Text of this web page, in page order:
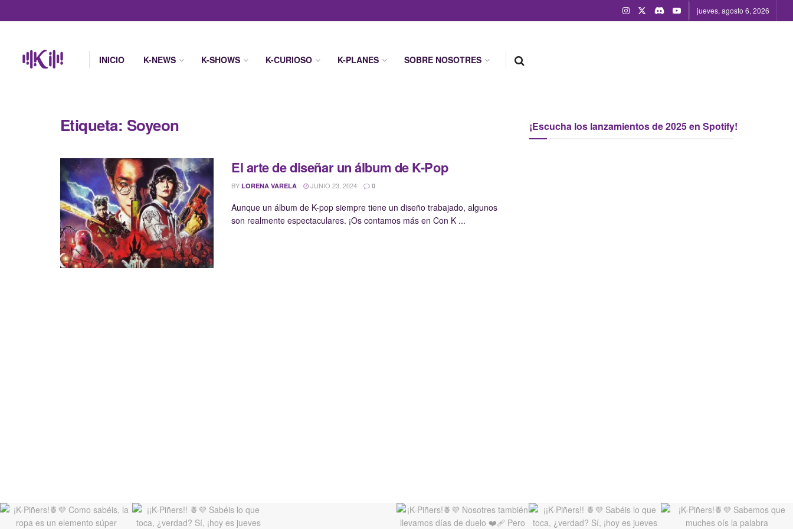
jueves, agosto 6, 2026
INICIO K-NEWS K-SHOWS K-CURIOSO K-PLANES SOBRE NOSOTRES
Etiqueta: Soyeon
El arte de diseñar un álbum de K-Pop
BY LORENA VARELA JUNIO 23, 2024 0
Aunque un álbum de K-pop siempre tiene un diseño trabajado, algunos
son realmente espectaculares. ¡Os contamos más en Con K ...
¡Escucha los lanzamientos de 2025 en Spotify!